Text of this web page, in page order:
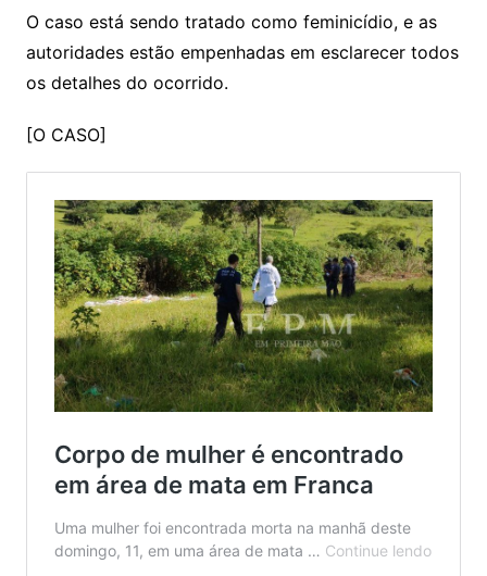
O caso está sendo tratado como feminicídio, e as
autoridades estão empenhadas em esclarecer todos
os detalhes do ocorrido.
[O CASO]